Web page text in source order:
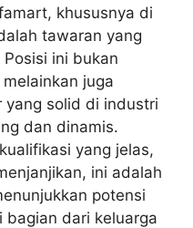
khususnya di
tawaran yang
ini bukan
juga
yang solid di industri
dan dinamis.
yang jelas,
ini adalah
potensi
dari keluarga